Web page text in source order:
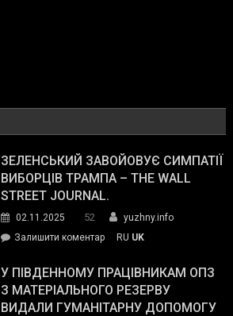
ЗЕЛЕНСЬКИЙ ЗАВОЙОВУЄ СИМПАТІЇ
ВИБОРЦІВ ТРАМПА – THE WALL
STREET JOURNAL.
02.11.2025 52
yuzhny.info
Залишити коментарon
завойовує
симпатії
виборців
RU UK
У ПІВДЕННОМУ ПРАЦІВНИКАМ ОПЗ
З МАТЕРІАЛЬНОГО РЕЗЕРВУ
ВИДАЛИ ГУМАНІТАРНУ ДОПОМОГУ